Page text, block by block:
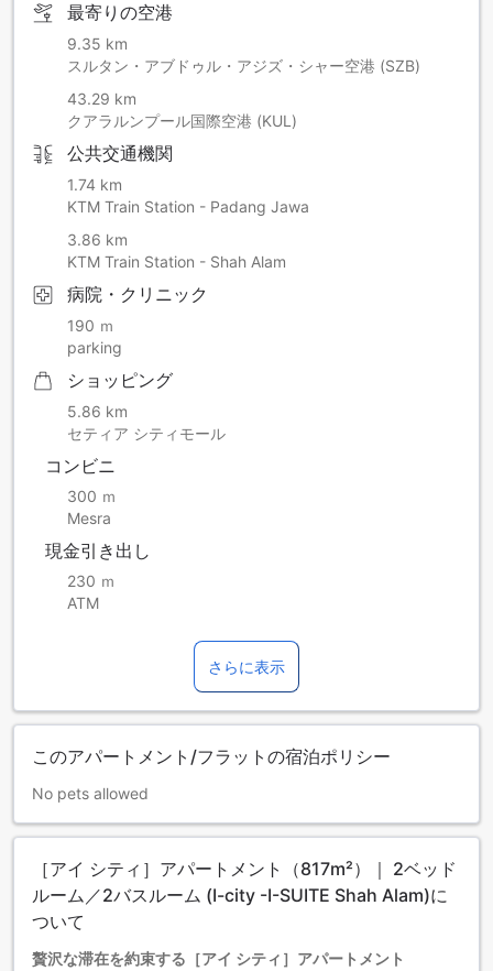
最寄りの空港
9.35 km
スルタン・アブドゥル・アジズ・シャー空港 (SZB)
43.29 km
クアラルンプール国際空港 (KUL)
公共交通機関
1.74 km
KTM Train Station - Padang Jawa
3.86 km
KTM Train Station - Shah Alam
病院・クリニック
190 ｍ
parking
ショッピング
5.86 km
セティア シティモール
コンビニ
300 ｍ
Mesra
現金引き出し
230 ｍ
ATM
さらに表示
このアパートメント/フラットの宿泊ポリシー
No pets allowed
［アイ シティ］アパートメント（817m²）｜ 2ベッド
ルーム／2バスルーム (I-city -I-SUITE Shah Alam)に
ついて
贅沢な滞在を約束する［アイ シティ］アパートメント